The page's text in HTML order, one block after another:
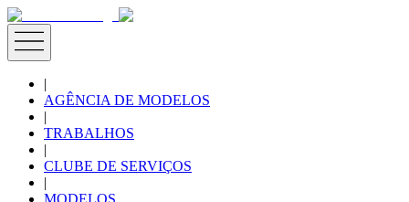
|
AGÊNCIA DE MODELOS
|
TRABALHOS
|
CLUBE DE SERVIÇOS
|
MODELOS